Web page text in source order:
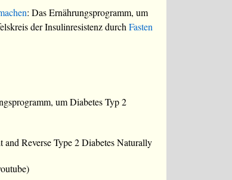
: Das Ernährungsprogramm, um
der Insulinresistenz durch Fasten
um Diabetes Typ 2
Reverse Type 2 Diabetes Naturally